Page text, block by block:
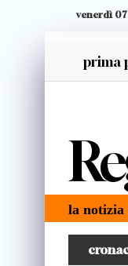
venerdì
prima
la